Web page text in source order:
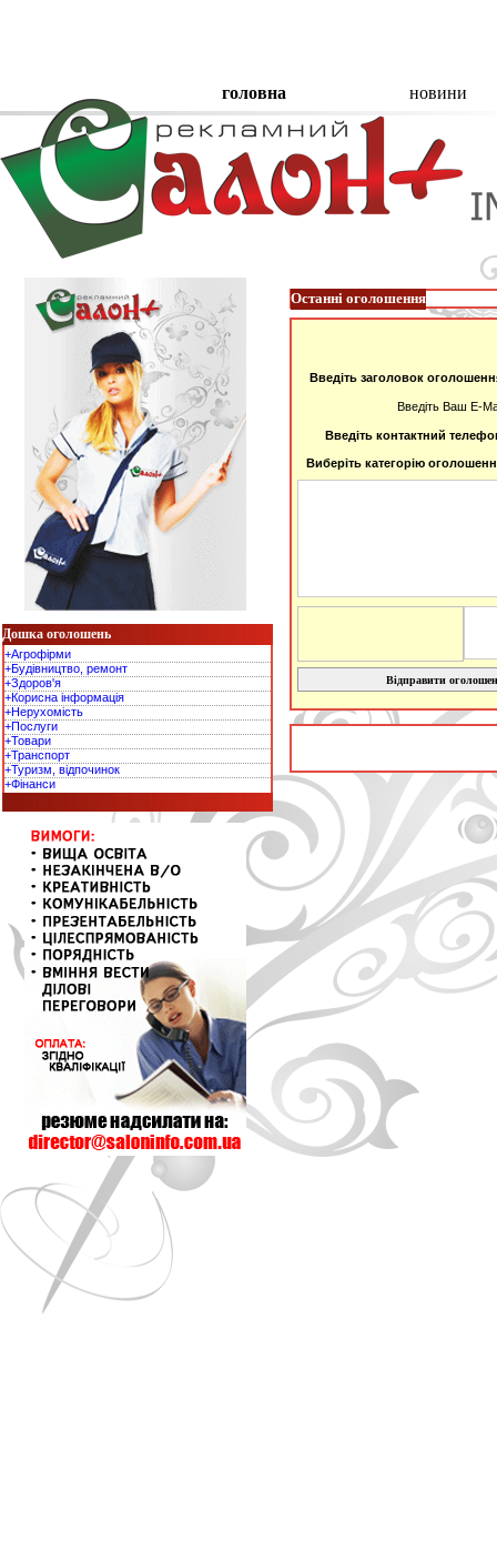
головна новини
Дошка оголошень
+Агрофірми
+Будівництво, ремонт
+Здоров'я
+Корисна інформація
+Нерухомість
+Послуги
+Товари
+Транспорт
+Туризм, відпочинок
+Фінанси
Останні оголошення
Введіть заголовок
Введіть Ваш E-
Введіть контактний
Виберіть категорію
Відправити